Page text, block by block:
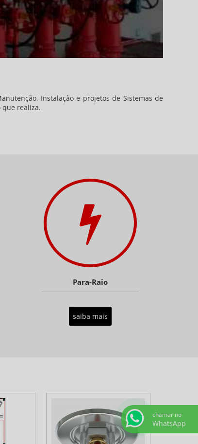
Instalação e projetos de Sistemas de
que realiza.
Para-Raio
saiba mais
chamar no
WhatsApp